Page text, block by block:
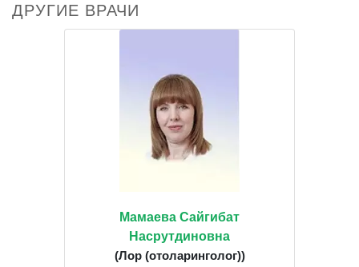
ДРУГИЕ ВРАЧИ
Мамаева Сайгибат
Насрутдиновна
(Лор (отоларинголог))